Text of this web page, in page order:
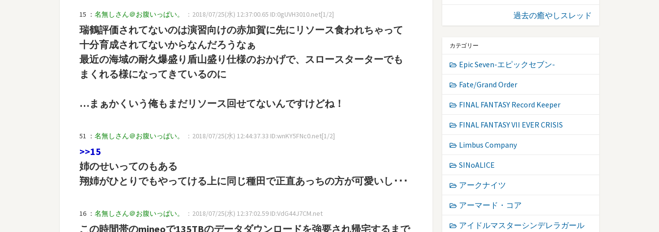
15 ： 名無しさん＠お腹いっぱい。 ：2018/07/25(水) 12:37:00.65 ID:0gUVH3010.net[1/2]
瑞鶴評価されてないのは演習向けの赤加賀に先にリソース食われちゃって
十分育成されてないからなんだろうなぁ
最近の海域の耐久爆盛り盾山盛り仕様のおかげで、スロースターターでも
まくれる様になってきているのに
…まぁかくいう俺もまだリソース回せてないんですけどね！
51 ： 名無しさん＠お腹いっぱい。 ：2018/07/25(水) 12:44:37.33 ID:wnKY5FNc0.net[1/2]
>>15
姉のせいってのもある
翔姉がひとりでもやってける上に同じ種田で正直あっちの方が可愛いし･･･
16 ： 名無しさん＠お腹いっぱい。 ：2018/07/25(水) 12:37:02.59 ID:VdG44J7CM.net
この時間帯のmineoで135TBのデータダウンロードを強要され帰宅するまで
過去の癒やしスレッド
カテゴリー
Epic Seven-エピックセブン-
Fate/Grand Order
FINAL FANTASY Record Keeper
FINAL FANTASY VII EVER CRISIS
Limbus Company
SINoALICE
アークナイツ
アーマード・コア
アイドルマスターシンデレラガール